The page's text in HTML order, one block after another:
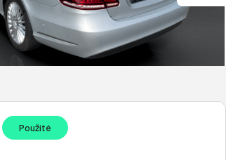
Použité